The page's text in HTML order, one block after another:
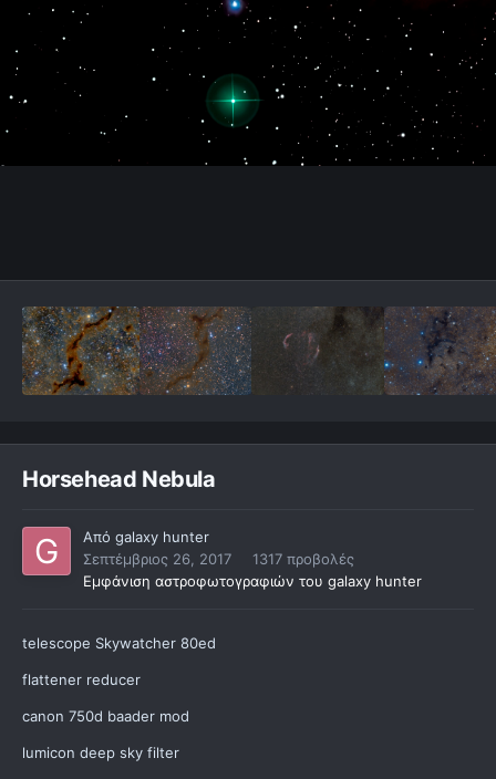
Horsehead Nebula
Από galaxy hunter
Σεπτέμβριος 26, 2017
1317 προβολές
Εμφάνιση αστροφωτογραφιών του galaxy hunter
telescope Skywatcher 80ed
flattener reducer
canon 750d baader mod
lumicon deep sky filter